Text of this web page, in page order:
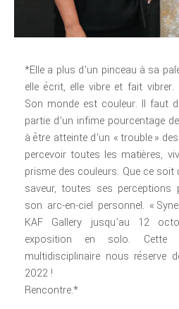
*Elle a plus d’un pinceau à sa
elle écrit, elle vibre et fait
Son monde est couleur. Il faut
partie d’un infime pourcentage
à être atteinte d’un « trouble »
percevoir toutes les matières,
prisme des couleurs. Que ce
saveur, toutes ses
son arc-en-ciel personnel. «
KAF Gallery jusqu’au 12
exposition en solo. Cette
multidisciplinaire nous réserve
2022 !
Rencontre.*